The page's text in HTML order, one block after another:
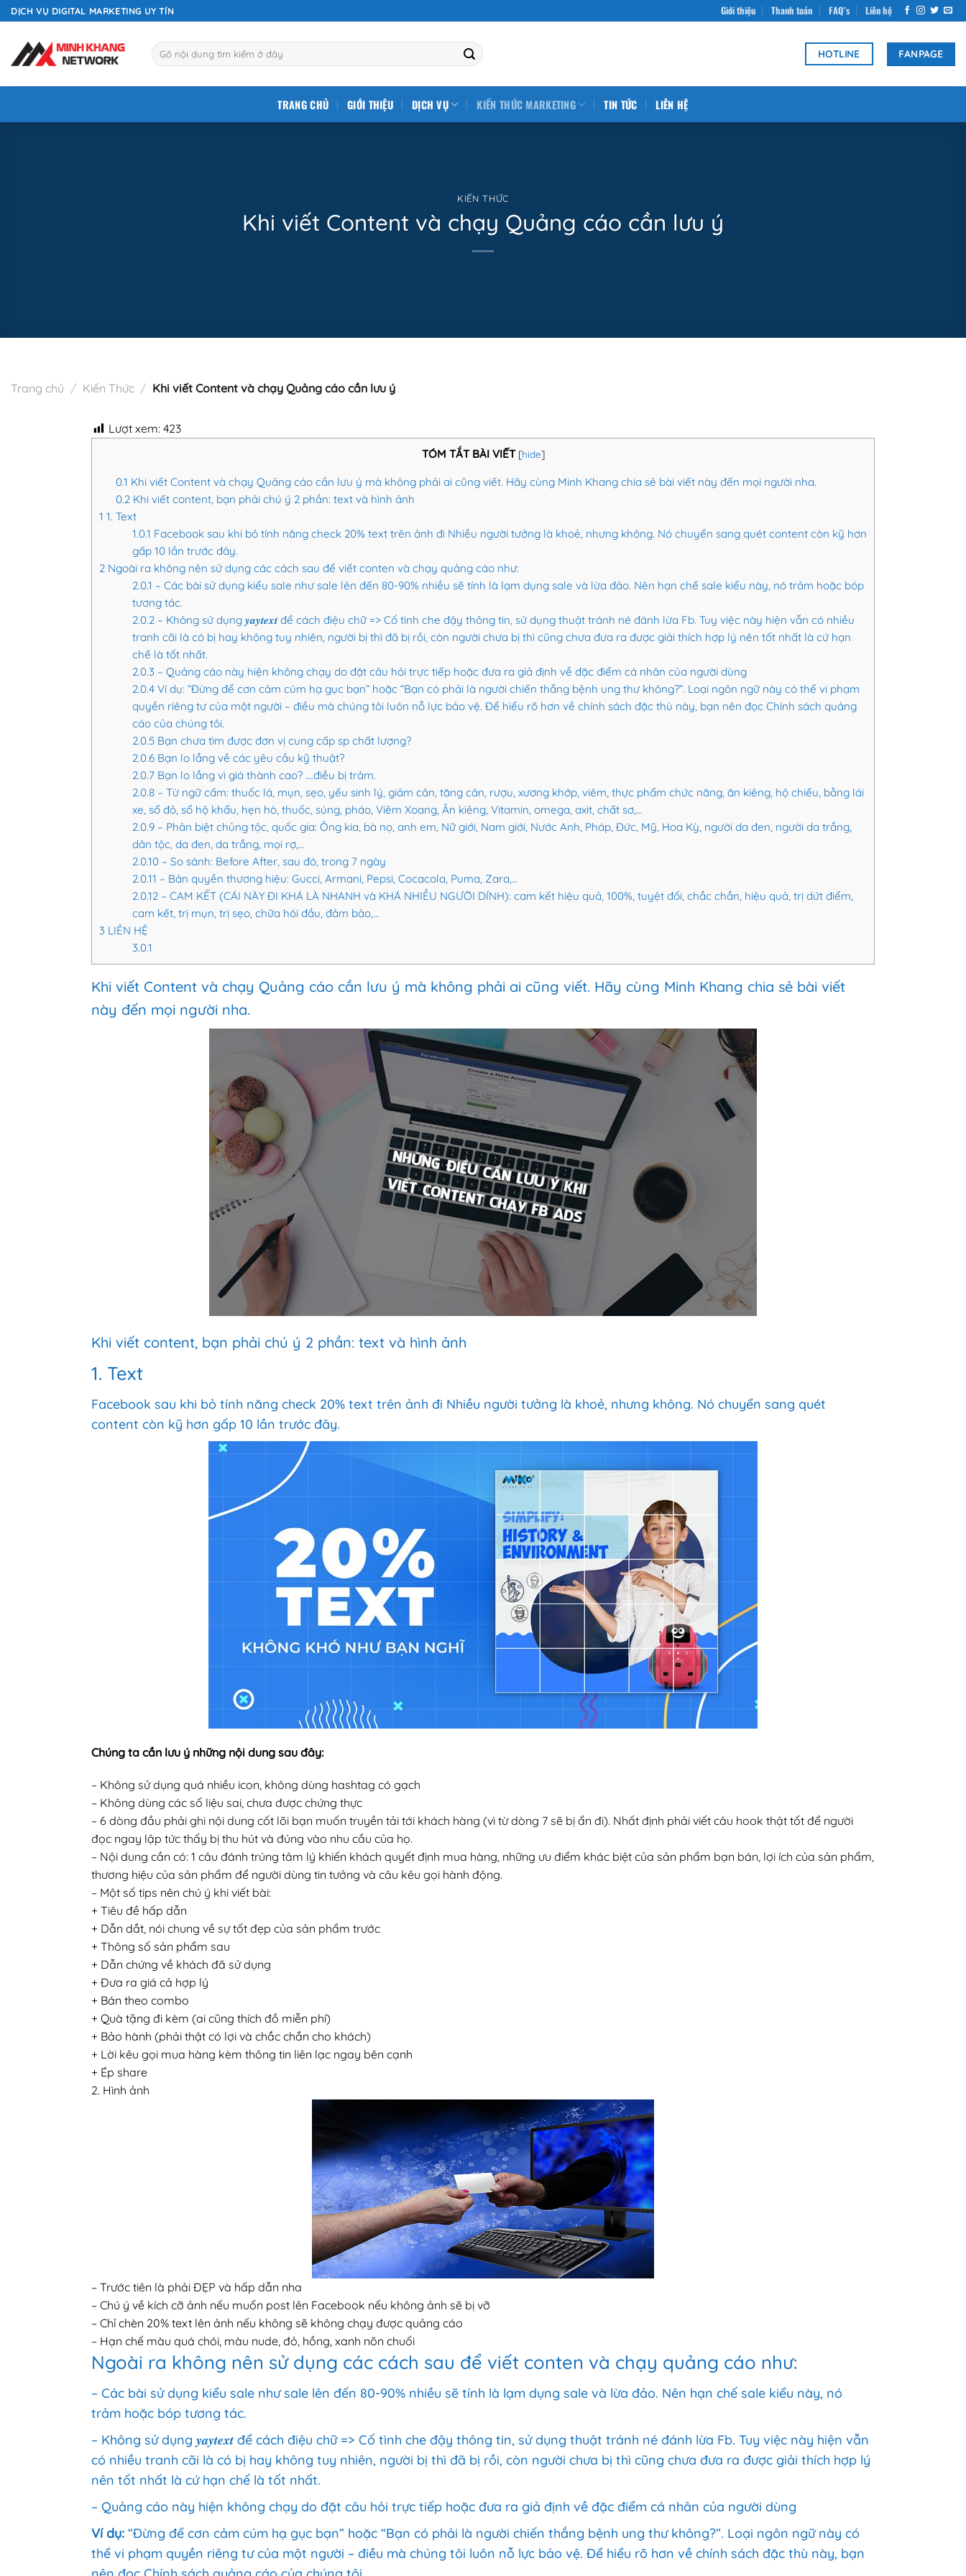
Bỏ
dung
DỊCH VỤ DIGITAL MARKETING UY TÍN Giới thiệu Thanh toán FAQ’s Liên hệ
HOTLINE FANPAGE
TRANG CHỦ GIỚI THIỆU DỊCH VỤ KIẾN THỨC MARKETING TIN TỨC LIÊN HỆ
KIẾN THỨC
Khi viết Content và chạy Quảng cáo cần lưu ý
Trang chủ / Kiến Thức / Khi viết Content và chạy Quảng cáo cần lưu ý
Lượt xem: 423
TÓM TẮT BÀI VIẾT [hide]
0.1 Khi viết Content và chạy Quảng cáo cần lưu ý mà không phải ai cũng viết. Hãy cùng Minh Khang chia sẻ bài viết này đến mọi người nha.
0.2Khi viết content, bạn phải chú ý 2 phần: text và hình ảnh
1 1. Text
1.0.1 Facebook sau khi bỏ tính năng check 20% text trên ảnh đi Nhiều người tưởng là khoẻ, nhưng không. Nó chuyển sang quét content còn kỹ hơn
gấp 10 lần trước đây.
2 Ngoài ra không nên sử dụng các cách sau để viết conten và chạy quảng cáo như:
2.0.1 – Các bài sử dụng kiểu sale như sale lên đến 80-90% nhiều sẽ tính là lạm dụng sale và lừa đảo. Nên hạn chế sale kiểu này, nó trảm hoặc bóp
tương tác.
2.0.2– Không sử dụng 𝒚𝒂𝒚𝒕𝒆𝒙𝒕 để cách điệu chữ => Cố tình che đậy thông tin, sử dụng thuật tránh né đánh lừa Fb. Tuy việc này hiện vẫn có nhiều
tranh cãi là có bị hay không tuy nhiên, người bị thì đã bị rồi, còn người chưa bị thì cũng chưa đưa ra được giải thích hợp lý nên tốt nhất là cứ hạn
chế là tốt nhất.
2.0.3 – Quảng cáo này hiện không chạy do đặt câu hỏi trực tiếp hoặc đưa ra giả định về đặc điểm cá nhân của người dùng
2.0.4Ví dụ: “Đừng để cơn cảm cúm hạ gục bạn” hoặc “Bạn có phải là người chiến thắng bệnh ung thư không?”. Loại ngôn ngữ này có thể vi phạm
quyền riêng tư của một người – điều mà chúng tôi luôn nỗ lực bảo vệ. Để hiểu rõ hơn về chính sách đặc thù này, bạn nên đọc Chính sách quảng
cáo của chúng tôi.
2.0.5Bạn chưa tìm được đơn vị cung cấp sp chất lượng?
2.0.6Bạn lo lắng về các yêu cầu kỹ thuật?
2.0.7Bạn lo lắng vì giá thành cao? ….điều bị trảm.
2.0.8– Từ ngữ cấm: thuốc lá, mụn, sẹo, yếu sinh lý, giảm cân, tăng cân, rượu, xương khớp, viêm, thực phẩm chức năng, ăn kiêng, hộ chiếu, bằng lái
xe, sổ đỏ, sổ hộ khẩu, hẹn hò, thuốc, súng, pháo, Viêm Xoang, Ăn kiêng, Vitamin, omega, axit, chất sơ,…
2.0.9– Phân biệt chủng tộc, quốc gia: Ông kia, bà nọ, anh em, Nữ giới, Nam giới, Nước Anh, Pháp, Đức, Mỹ, Hoa Kỳ, người da đen, người da trắng,
dân tộc, da đen, da trắng, mọi rợ,…
2.0.10– So sánh: Before After, sau đó, trong 7 ngày
2.0.11 – Bản quyền thương hiệu: Gucci, Armani, Pepsi, Cocacola, Puma, Zara,…
2.0.12– CAM KẾT (CÁI NÀY ĐI KHÁ LÀ NHANH và KHÁ NHIỀU NGƯỜI DÍNH): cam kết hiệu quả, 100%, tuyệt đối, chắc chắn, hiệu quả, trị dứt điểm,
cam kết, trị mụn, trị sẹo, chữa hói đầu, đảm bảo,…
3 LIÊN HỆ
3.0.1
Khi viết Content và chạy Quảng cáo cần lưu ý mà không phải ai cũng viết. Hãy cùng Minh Khang chia sẻ bài viết
này đến mọi người nha.
Khi viết content, bạn phải chú ý 2 phần: text và hình ảnh
1. Text
Facebook sau khi bỏ tính năng check 20% text trên ảnh đi Nhiều người tưởng là khoẻ, nhưng không. Nó chuyển sang quét
content còn kỹ hơn gấp 10 lần trước đây.
Chúng ta cần lưu ý những nội dung sau đây:
– Không sử dụng quá nhiều icon, không dùng hashtag có gạch
– Không dùng các số liệu sai, chưa được chứng thực
– 6 dòng đầu phải ghi nội dung cốt lõi bạn muốn truyền tải tới khách hàng (vì từ dòng 7 sẽ bị ẩn đi). Nhất định phải viết câu hook thật tốt để người
đọc ngay lập tức thấy bị thu hút và đúng vào nhu cầu của họ.
– Nội dung cần có: 1 câu đánh trúng tâm lý khiến khách quyết định mua hàng, những ưu điểm khác biệt của sản phẩm bạn bán, lợi ích của sản phẩm,
thương hiệu của sản phẩm để người dùng tin tưởng và câu kêu gọi hành động.
– Một số tips nên chú ý khi viết bài:
+ Tiêu đề hấp dẫn
+ Dẫn dắt, nói chung về sự tốt đẹp của sản phẩm trước
+ Thông số sản phẩm sau
+ Dẫn chứng về khách đã sử dụng
+ Đưa ra giá cả hợp lý
+ Bán theo combo
+ Quà tặng đi kèm (ai cũng thích đồ miễn phí)
+ Bảo hành (phải thật có lợi và chắc chắn cho khách)
+ Lời kêu gọi mua hàng kèm thông tin liên lạc ngay bên cạnh
+ Ép share
2. Hình ảnh
– Trước tiên là phải ĐẸP và hấp dẫn nha
– Chú ý về kích cỡ ảnh nếu muốn post lên Facebook nếu không ảnh sẽ bị vỡ
– Chỉ chèn 20% text lên ảnh nếu không sẽ không chạy được quảng cáo
– Hạn chế màu quá chói, màu nude, đỏ, hồng, xanh nõn chuối
Ngoài ra không nên sử dụng các cách sau để viết conten và chạy quảng cáo như:
– Các bài sử dụng kiểu sale như sale lên đến 80-90% nhiều sẽ tính là lạm dụng sale và lừa đảo. Nên hạn chế sale kiểu này, nó
trảm hoặc bóp tương tác.
– Không sử dụng 𝒚𝒂𝒚𝒕𝒆𝒙𝒕 để cách điệu chữ => Cố tình che đậy thông tin, sử dụng thuật tránh né đánh lừa Fb. Tuy việc này hiện vẫn
có nhiều tranh cãi là có bị hay không tuy nhiên, người bị thì đã bị rồi, còn người chưa bị thì cũng chưa đưa ra được giải thích hợp lý
nên tốt nhất là cứ hạn chế là tốt nhất.
– Quảng cáo này hiện không chạy do đặt câu hỏi trực tiếp hoặc đưa ra giả định về đặc điểm cá nhân của người dùng
Ví dụ: “Đừng để cơn cảm cúm hạ gục bạn” hoặc “Bạn có phải là người chiến thắng bệnh ung thư không?”. Loại ngôn ngữ này có
thể vi phạm quyền riêng tư của một người – điều mà chúng tôi luôn nỗ lực bảo vệ. Để hiểu rõ hơn về chính sách đặc thù này, bạn